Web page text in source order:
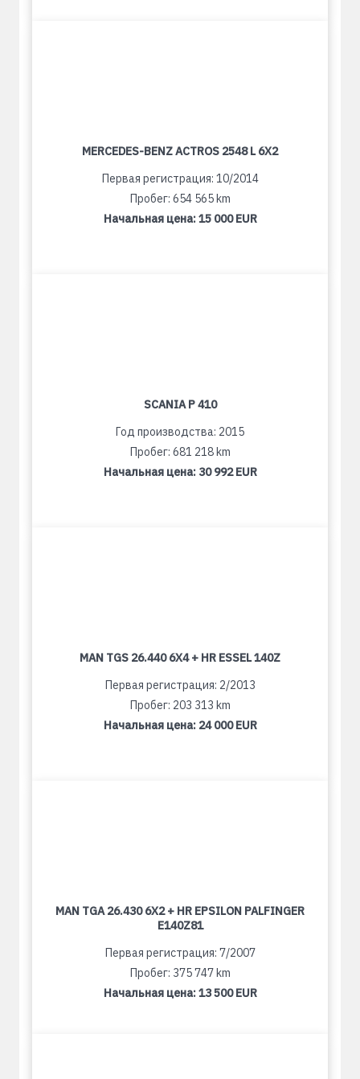
MERCEDES-BENZ ACTROS 2548 L 6X2
Первая регистрация: 10/2014
Пробег: 654 565 km
Начальная цена:15 000 EUR
SCANIA P 410
Год производства: 2015
Пробег: 681 218 km
Начальная цена: 30 992 EUR
MAN TGS 26.440 6X4 + HR ESSEL 140Z
Первая регистрация: 2/2013
Пробег: 203 313 km
Начальная цена: 24 000 EUR
MAN TGA 26.430 6X2 + HR EPSILON PALFINGER
E140Z81
Первая регистрация: 7/2007
Пробег: 375 747 km
Начальная цена:13 500 EUR